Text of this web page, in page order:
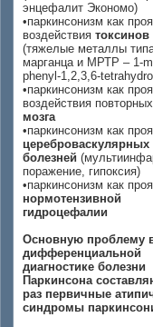
энцефалит Экономо)
•паркинсонизм как
воздействия токсинов
(тяжелые металлы
марганца и МРТР – 1-
phenyl-1,2,3,6-
•паркинсонизм как
воздействия повторных
мозга
•паркинсонизм как
цереброваскулярных
болезней
поражение, гипоксия)
•паркинсонизм как
нормотензивной
гидроцефалии
Основную проблему
дифференциальной
диагностике болезни
Паркинсона
раз первичные
синдромы